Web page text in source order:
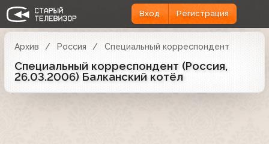
Вход Регистрация
Архив Россия Специальный корреспондент
Специальный корреспондент (Россия,
26.03.2006) Балканский котёл